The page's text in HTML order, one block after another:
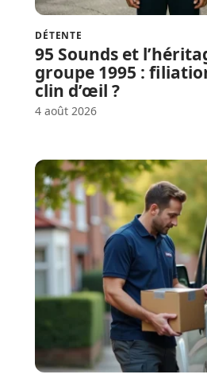
DÉTENTE
95 Sounds et
groupe 1995 :
clin d’œil ?
4 août 2026